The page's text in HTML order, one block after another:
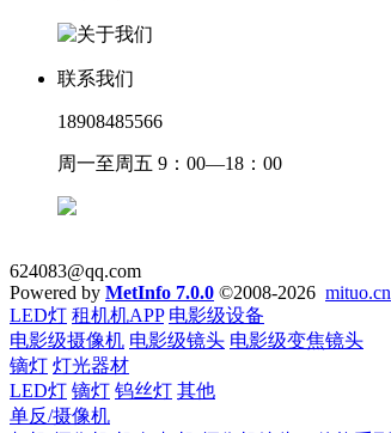
联系我们
18908485566
周一至周五 9：00—18：00
624083@qq.com
Powered by MetInfo 7.0.0 ©2008-2026 mituo.cn
LED灯 租机机APP 电影级设备
电影级摄像机 电影级镜头 电影级变焦镜头
镝灯 灯光器材
LED灯 镝灯 钨丝灯 其他
单反/摄像机